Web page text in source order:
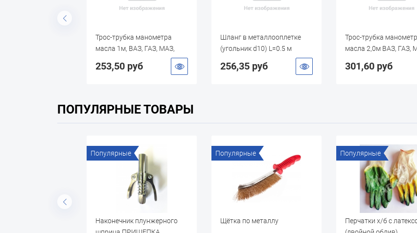
Трос-трубка манометра
масла 1м, ВАЗ, ГАЗ, МАЗ,
ЗИЛ, МТЗ, ЮМЗ, ДТ, СМД
253,50 руб
Шланг в металлооплетке
(угольник d10) L=0.5 м
256,35 руб
Трос-трубка
масла 2,0м ВАЗ, ГАЗ,
ЗИЛ, МТЗ, ЮМЗ, ДТ,
301,60 руб
ПОПУЛЯРНЫЕ ТОВАРЫ
Популярные
Наконечник плунжерного
Популярные
Щётка по металлу
Популярные
Перчатки х/б с